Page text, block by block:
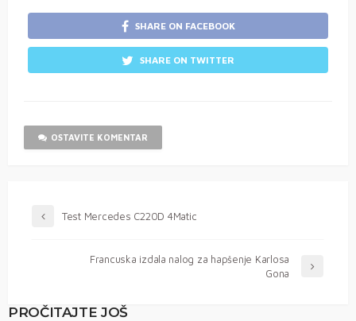
SHARE ON FACEBOOK
SHARE ON TWITTER
OSTAVITE KOMENTAR
Test Mercedes C220D 4Matic
Francuska izdala nalog za hapšenje Karlosa
Gona
PROČITAJTE JOŠ